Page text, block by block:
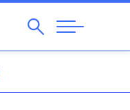
Pesquisar
Abrir
Navegação